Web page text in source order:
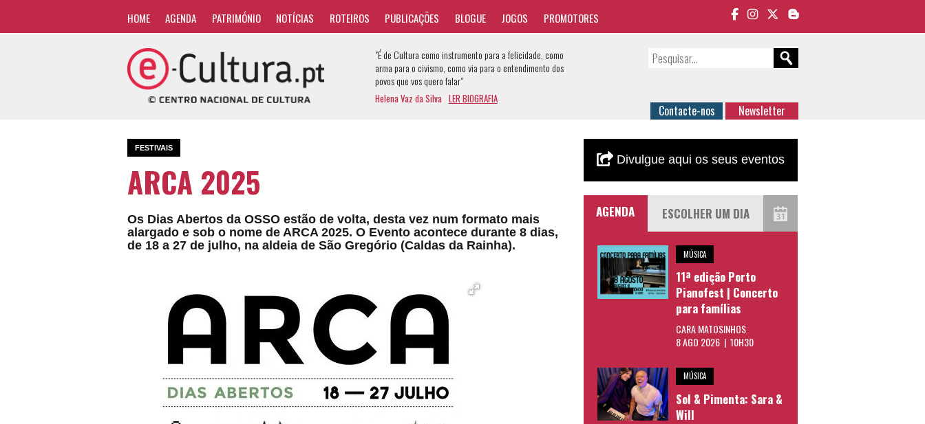
HOME AGENDA PATRIMÓNIO NOTÍCIAS ROTEIROS PUBLICAÇÕES BLOGUE JOGOS PROMOTORES
"É de Cultura como instrumento para a felicidade, como
arma para o civismo, como via para o entendimento dos
povos que vos quero falar"
Helena Vaz da Silva LER BIOGRAFIA
Contacte-nos Newsletter
FESTIVAIS
ARCA 2025
Os Dias Abertos da OSSO estão de volta, desta vez num formato mais
alargado e sob o nome de ARCA 2025. O Evento acontece durante 8 dias,
de 18 a 27 de julho, na aldeia de São Gregório (Caldas da Rainha).
Divulgue aqui os seus eventos
AGENDA
MÚSICA
11ª edição Porto
Pianofest | Concerto
para famílias
CARA MATOSINHOS
8 AGO 2026 | 10H30
MÚSICA
Sol & Pimenta: Sara &
Will